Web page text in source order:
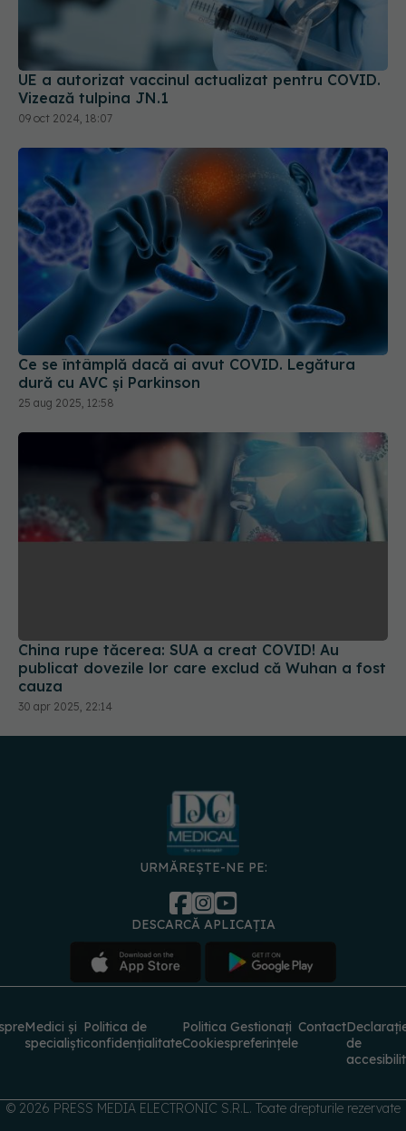
UE a autorizat vaccinul actualizat pentru COVID.
Vizează tulpina JN.1
09 oct 2024, 18:07
Ce se întâmplă dacă ai avut COVID. Legătura
dură cu AVC și Parkinson
25 aug 2025, 12:58
China rupe tăcerea: SUA a creat COVID! Au
publicat dovezile lor care exclud că Wuhan a fost
cauza
30 apr 2025, 22:14
URMĂREȘTE-NE PE:
DESCARCĂ APLICAȚIA
Medici și
specialiști
Politica de
confidențialitate
Politica
Cookies
Gestionați
preferințele
Contact
de
© 2026 PRESS MEDIA ELECTRONIC S.R.L. Toate drepturile rezervate